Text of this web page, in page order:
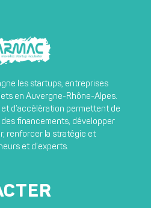
les startups, entreprises
en Auvergne-Rhône-Alpes.
d’accélération permettent de
financements, développer
renforcer la stratégie et
et d’experts.